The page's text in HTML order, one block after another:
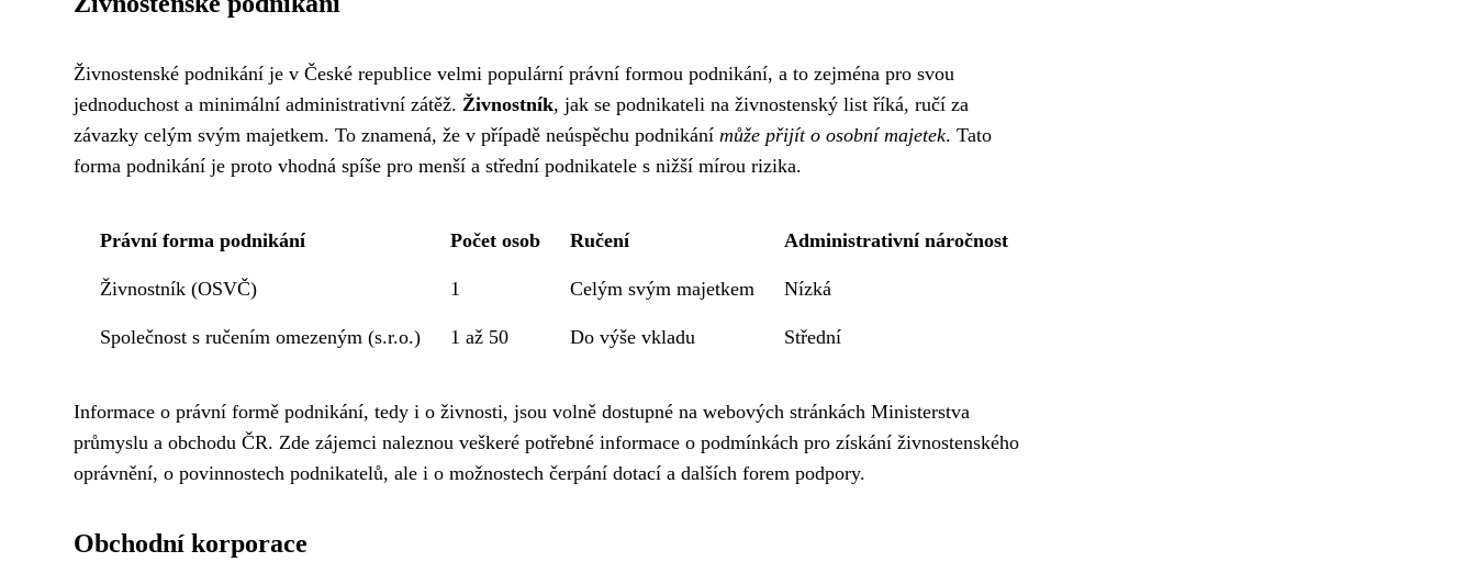
Živnostenské podnikání je v České republice velmi populární právní formou podnikání, a to zejména pro svou
jednoduchost a minimální administrativní zátěž. Živnostník, jak se podnikateli na živnostenský list říká, ručí za
závazky celým svým majetkem. To znamená, že v případě neúspěchu podnikání může přijít o osobní majetek. Tato
forma podnikání je proto vhodná spíše pro menší a střední podnikatele s nižší mírou rizika.
Právní forma podnikání Počet osob Ručení Administrativní náročnost
Živnostník (OSVČ) 1 Celým svým majetkem Nízká
Společnost s ručením omezeným (s.r.o.) 1 až 50 Do výše vkladu Střední
Informace o právní formě podnikání, tedy i o živnosti, jsou volně dostupné na webových stránkách Ministerstva
průmyslu a obchodu ČR. Zde zájemci naleznou veškeré potřebné informace o podmínkách pro získání živnostenského
oprávnění, o povinnostech podnikatelů, ale i o možnostech čerpání dotací a dalších forem podpory.
Obchodní korporace